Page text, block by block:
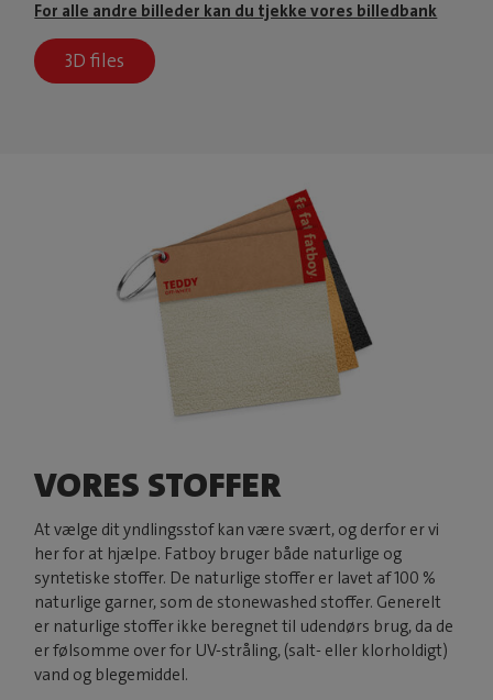
For alle andre billeder kan du tjekke vores billedbank
3D files
VORES STOFFER
At vælge dit yndlingsstof kan være svært, og derfor er vi
her for at hjælpe. Fatboy bruger både naturlige og
syntetiske stoffer. De naturlige stoffer er lavet af 100 %
naturlige garner, som de stonewashed stoffer. Generelt
er naturlige stoffer ikke beregnet til udendørs brug, da de
er følsomme over for UV-stråling, (salt- eller klorholdigt)
vand og blegemiddel.